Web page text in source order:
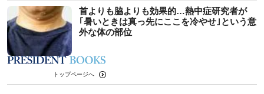
首よりも脇よりも効果的…熱中症研究者が
｢暑いときは真っ先にここを冷やせ｣という意
外な体の部位
トップページへ